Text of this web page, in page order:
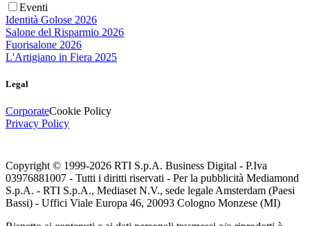
Eventi
Identità Golose 2026
Salone del Risparmio 2026
Fuorisalone 2026
L'Artigiano in Fiera 2025
Legal
CorporateCookie Policy
Privacy Policy
Copyright © 1999-2026 RTI S.p.A. Business Digital - P.Iva
03976881007 - Tutti i diritti riservati - Per la pubblicità Mediamond
S.p.A. - RTI S.p.A., Mediaset N.V., sede legale Amsterdam (Paesi
Bassi) - Uffici Viale Europa 46, 20093 Cologno Monzese (MI)